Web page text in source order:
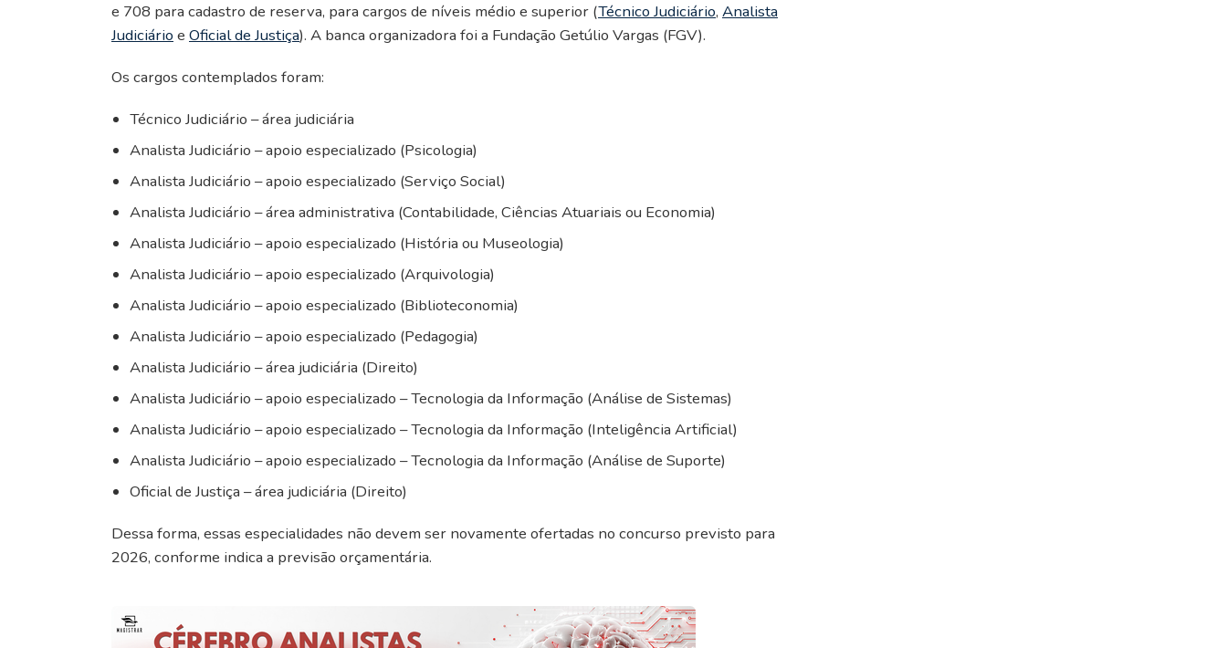
e 708 para cadastro de reserva, para cargos de níveis médio e superior (Técnico Judiciário, Analista
Judiciário e Oficial de Justiça). A banca organizadora foi a Fundação Getúlio Vargas (FGV).
Os cargos contemplados foram:
Técnico Judiciário – área judiciária
Analista Judiciário – apoio especializado (Psicologia)
Analista Judiciário – apoio especializado (Serviço Social)
Analista Judiciário – área administrativa (Contabilidade, Ciências Atuariais ou Economia)
Analista Judiciário – apoio especializado (História ou Museologia)
Analista Judiciário – apoio especializado (Arquivologia)
Analista Judiciário – apoio especializado (Biblioteconomia)
Analista Judiciário – apoio especializado (Pedagogia)
Analista Judiciário – área judiciária (Direito)
Analista Judiciário – apoio especializado – Tecnologia da Informação (Análise de Sistemas)
Analista Judiciário – apoio especializado – Tecnologia da Informação (Inteligência Artificial)
Analista Judiciário – apoio especializado – Tecnologia da Informação (Análise de Suporte)
Oficial de Justiça – área judiciária (Direito)
Dessa forma, essas especialidades não devem ser novamente ofertadas no concurso previsto para
2026, conforme indica a previsão orçamentária.